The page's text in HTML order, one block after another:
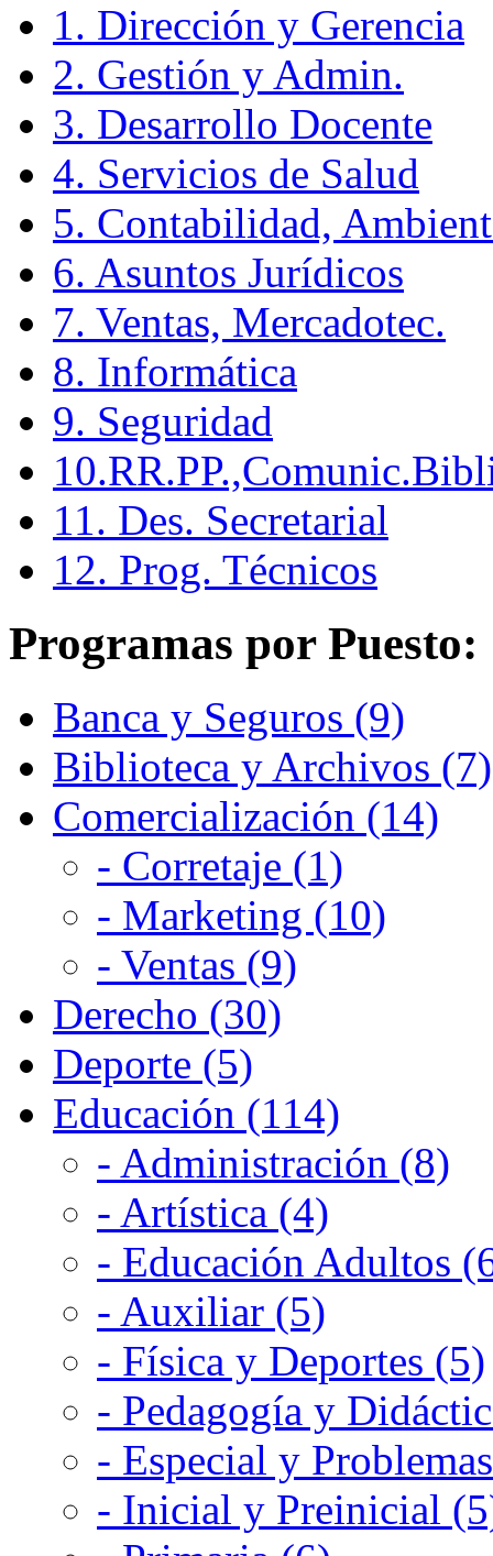
1. Dirección y Gerencia
2. Gestión y Admin.
3. Desarrollo Docente
4. Servicios de Salud
5. Contabilidad,
6. Asuntos Jurídicos
7. Ventas, Mercadotec.
8. Informática
9. Seguridad
11. Des. Secretarial
12. Prog. Técnicos
Programas por Puesto:
Banca y Seguros (9)
Biblioteca y Archivos (7)
Comercialización (14)
- Corretaje (1)
- Marketing (10)
- Ventas (9)
Derecho (30)
Deporte (5)
Educación (114)
- Administración (8)
- Artística (4)
- Educación Adultos
- Auxiliar (5)
- Física y Deportes (5)
- Pedagogía y
- Especial y
- Inicial y Preinicial